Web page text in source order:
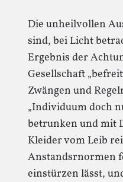
Die unheilvollen
sind, bei Licht
Ergebnis der
Gesellschaft
Zwängen und
„Individuum doch
betrunken und mit
Kleider vom Leib
Anstandsrnormen
einstürzen lässt,